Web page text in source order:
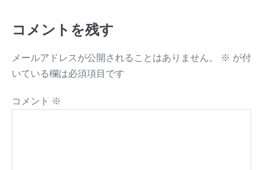
コメントを残す
メールアドレスが公開されることはありません。 ※ が付
いている欄は必須項目です
コメント ※